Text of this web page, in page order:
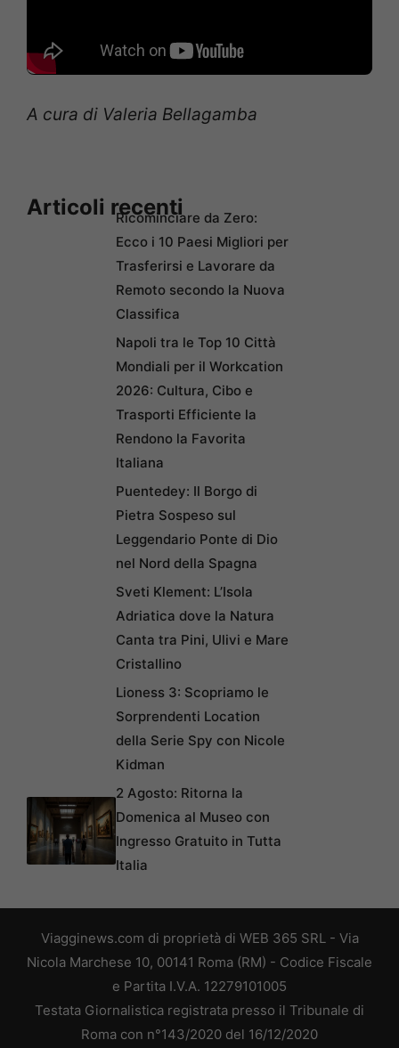
A cura di Valeria Bellagamba
Articoli recentiRicominciare da Zero:
Ecco i 10 Paesi Migliori per
Trasferirsi e Lavorare da
Remoto secondo la Nuova
Classifica
Napoli tra le Top 10 Città
Mondiali per il Workcation
2026: Cultura, Cibo e
Trasporti Efficiente la
Rendono la Favorita
Italiana
Puentedey: Il Borgo di
Pietra Sospeso sul
Leggendario Ponte di Dio
nel Nord della Spagna
Sveti Klement: L’Isola
Adriatica dove la Natura
Canta tra Pini, Ulivi e Mare
Cristallino
Lioness 3: Scopriamo le
Sorprendenti Location
della Serie Spy con Nicole
Kidman
2 Agosto: Ritorna la
Domenica al Museo con
Ingresso Gratuito in Tutta
Italia
Viagginews.com di proprietà di WEB 365 SRL - Via
Nicola Marchese 10, 00141 Roma (RM) - Codice Fiscale
e Partita I.V.A. 12279101005
Testata Giornalistica registrata presso il Tribunale di
Roma con n°143/2020 del 16/12/2020